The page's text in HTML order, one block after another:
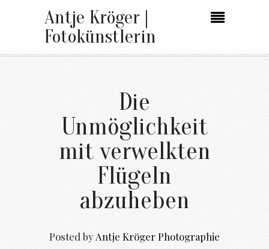
Antje Kröger |
Fotokünstlerin
Die
Unmöglichkeit
mit verwelkten
Flügeln
abzuheben
Posted byAntje Kröger Photographie